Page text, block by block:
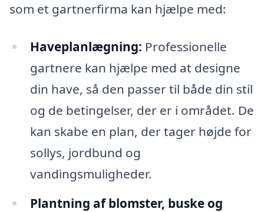
som et gartnerfirma kan hjælpe med:
Haveplanlægning: Professionelle
gartnere kan hjælpe med at designe
din have, så den passer til både din stil
og de betingelser, der er i området. De
kan skabe en plan, der tager højde for
sollys, jordbund og
vandingsmuligheder.
Plantning af blomster, buske og